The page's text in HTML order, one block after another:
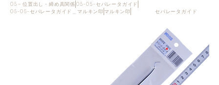
マルキン印
05 – 位置出し・締め具関係 05-05-セパレータガイド
05-05-セパレータガイド＿マルキン印 マルキン印 セパレータガイド